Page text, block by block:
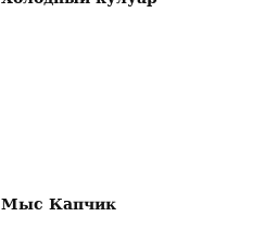
Мыс Капчик